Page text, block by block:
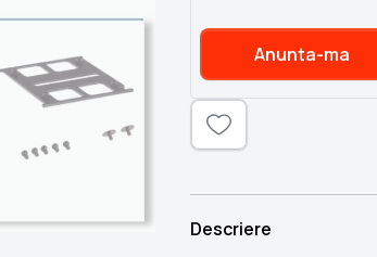
Anunta-ma
Descriere